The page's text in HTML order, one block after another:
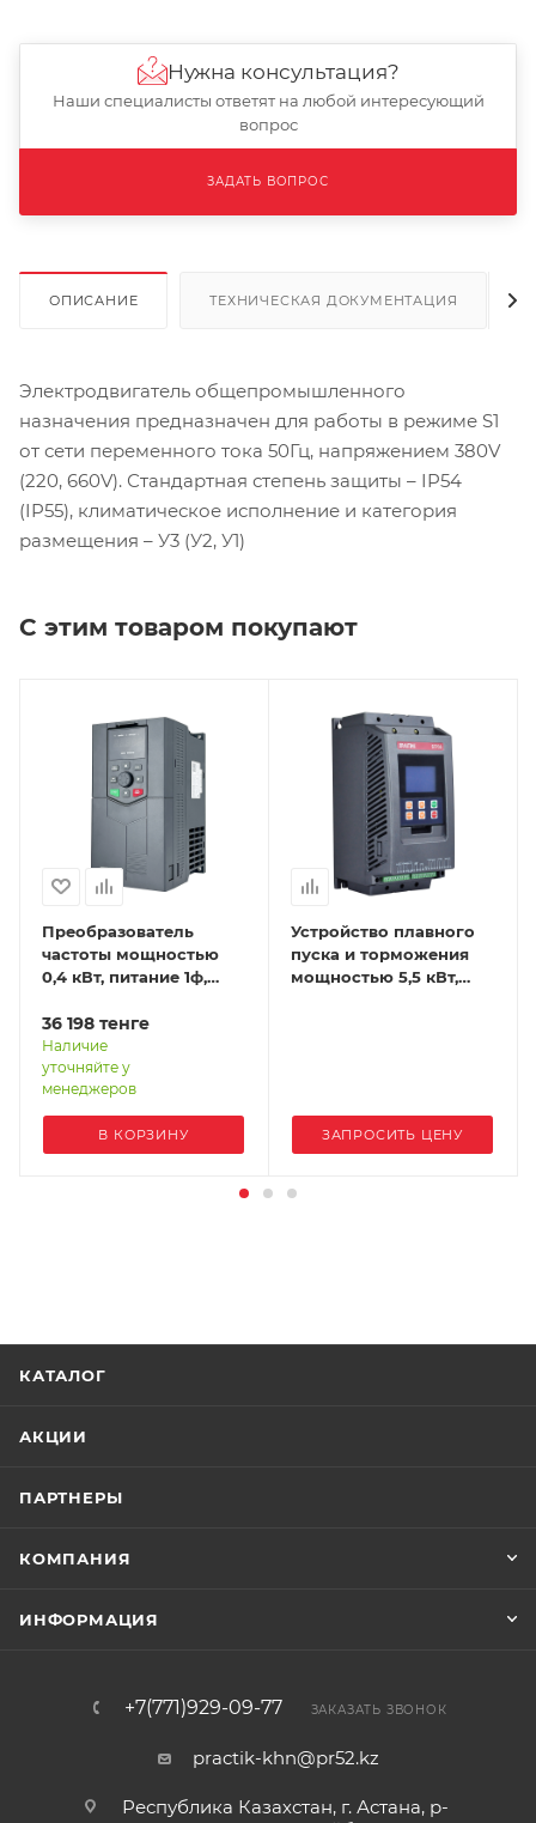
ОПИСАНИЕ ТЕХНИЧЕСКАЯ ДОКУМЕНТАЦИЯ
Электродвигатель общепромышленного
назначения предназначен для работы в режиме S1
от сети переменного тока 50Гц, напряжением 380V
(220, 660V). Стандартная степень защиты – IP54
(IP55), климатическое исполнение и категория
размещения – У3 (У2, У1)
С этим товаром покупают
Преобразователь
частоты мощностью
0,4 кВт, питание 1ф,
EFIP-LA3-0R4G-2S
36 198 тенге
Наличие
уточняйте у
менеджеров
В КОРЗИНУ
Устройство плавного
пуска и торможения
мощностью 5,5 кВт,
ЗАПРОСИТЬ ЦЕНУ
Нужна консультация?
Наши специалисты ответят на любой интересующий
вопрос
ЗАДАТЬ ВОПРОС
КАТАЛОГ
АКЦИИ
ПАРТНЕРЫ
КОМПАНИЯ
ИНФОРМАЦИЯ
+7(771)929-09-77 ЗАКАЗАТЬ ЗВОНОК
practik-khn@pr52.kz
Республика Казахстан, г. Астана, р-